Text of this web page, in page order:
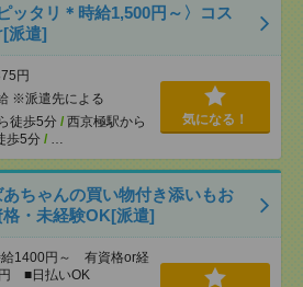
ッタリ＊時給1,500円～〉コス
[派遣]
円
※派遣先による
徒歩5分 / 西京極駅から
歩5分 / …
気になる！
ちゃんの買い物付き添いもお
・未経験OK[派遣]
給1400円～ 有資格or経
■日払いOK